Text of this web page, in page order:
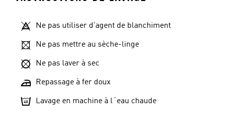
Ne pas utiliser d'agent de blanchiment
Ne pas mettre au sèche-linge
Ne pas laver à sec
Repassage à fer doux
Lavage en machine à l´eau chaude